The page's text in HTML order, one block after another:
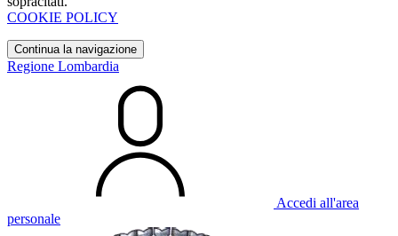
COOKIE POLICY
Continua la navigazione
Regione Lombardia
Accedi all'area
personale